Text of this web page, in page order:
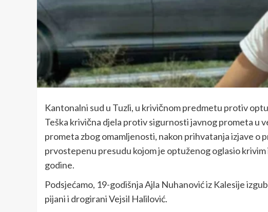
Kantonalni sud u Tuzli, u krivičnom predmetu protiv
Teška krivična djela protiv sigurnosti javnog prometa u
prometa zbog omamljenosti, nakon prihvatanja izjave o
prvostepenu presudu kojom je optuženog oglasio
godine.
Podsjećamo, 19-godišnja Ajla Nuhanović iz Kalesije
pijani i drogirani Vejsil Halilović.